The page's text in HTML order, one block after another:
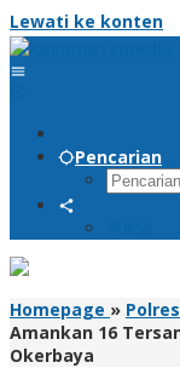
Lewati ke konten
Pencarian
Homepage »
Amankan 16
Okerbaya